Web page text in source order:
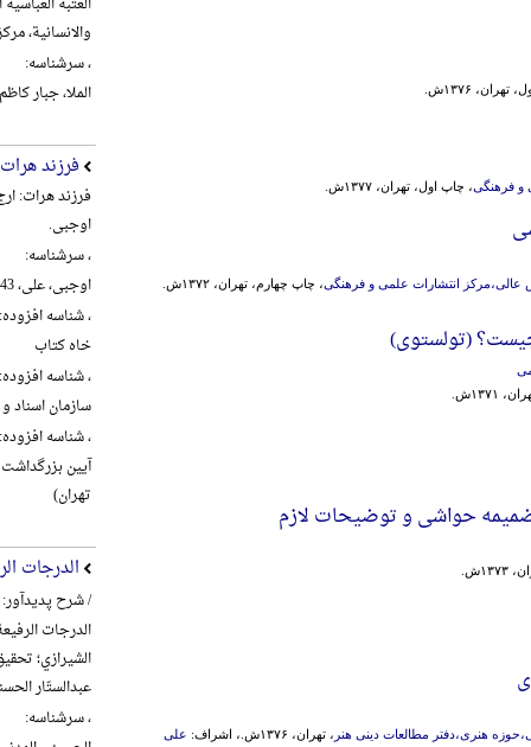
۱۳۷۶ش.
و فرهنگی، چاپ اول، تهران، ۱۳۷۷ش.
انتشارات علمی و فرهنگی، چاپ چهارم، تهران، ۱۳۷۲ش.
(تولستوی)
۱۳۷۱ش.
حواشی‌ و توضیحات‌ لازم‌
هنری،دفتر مطالعات دینی هنر ، تهران، ۱۳۷۶ش.، اشراف:
علی
والانسانیة، مرکز
، سرشناسه:
الملا، جبار کاظم
فرزند
فرزند هرات:
اوجبی.
، سرشناسه:
اوجبی، علی، 1343-، گردآورنده
، شناسه افزوده:
خاه کتاب
، شناسه افزوده:
سازمان اسناد
، شناسه افزوده:
تهران)
الدرجات
/ شرح پدیدآور:
الدرجات
الشیرازي؛
عبدالستّار
، سرشناسه: